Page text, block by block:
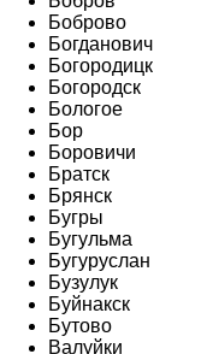
Боброво
Богданович
Богородицк
Богородск
Бологое
Бор
Боровичи
Братск
Брянск
Бугры
Бугульма
Бугуруслан
Бузулук
Буйнакск
Бутово
Валуйки